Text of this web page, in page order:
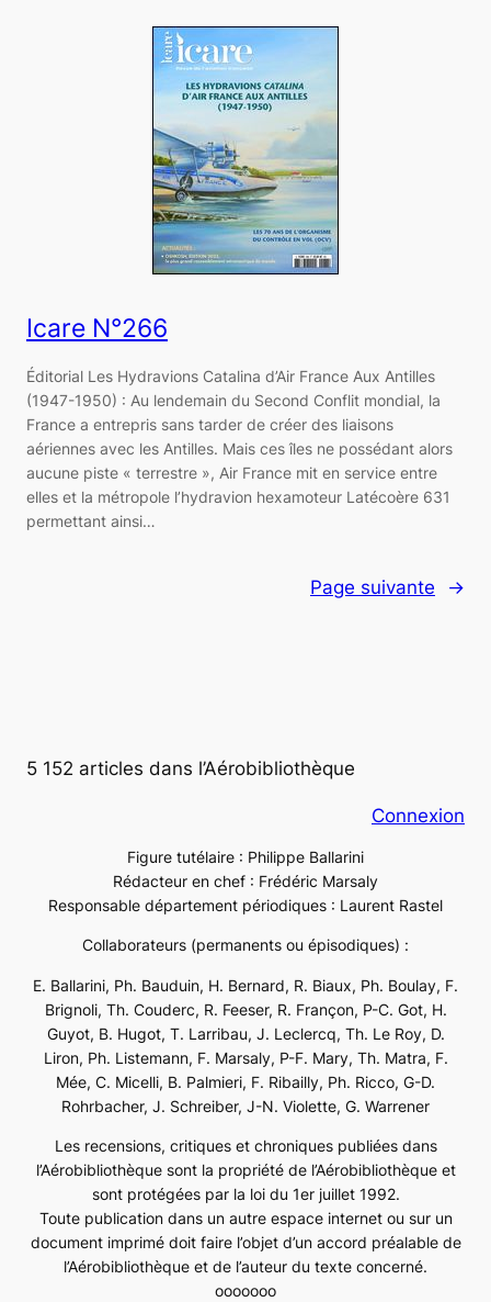
Icare N°266
Éditorial Les Hydravions Catalina d’Air France Aux Antilles
(1947-1950) : Au lendemain du Second Conflit mondial, la
France a entrepris sans tarder de créer des liaisons
aériennes avec les Antilles. Mais ces îles ne possédant alors
aucune piste « terrestre », Air France mit en service entre
elles et la métropole l’hydravion hexamoteur Latécoère 631
permettant ainsi…
Page suivante →
5 152 articles dans l’Aérobibliothèque
Connexion
Figure tutélaire : Philippe Ballarini
Rédacteur en chef : Frédéric Marsaly
Responsable département périodiques : Laurent Rastel
Collaborateurs (permanents ou épisodiques) :
E. Ballarini, Ph. Bauduin, H. Bernard, R. Biaux, Ph. Boulay, F.
Brignoli, Th. Couderc, R. Feeser, R. Françon, P-C. Got, H.
Guyot, B. Hugot, T. Larribau, J. Leclercq, Th. Le Roy, D.
Liron, Ph. Listemann, F. Marsaly, P-F. Mary, Th. Matra, F.
Mée, C. Micelli, B. Palmieri, F. Ribailly, Ph. Ricco, G-D.
Rohrbacher, J. Schreiber, J-N. Violette, G. Warrener
Les recensions, critiques et chroniques publiées dans
l’Aérobibliothèque sont la propriété de l’Aérobibliothèque et
sont protégées par la loi du 1er juillet 1992.
Toute publication dans un autre espace internet ou sur un
document imprimé doit faire l’objet d’un accord préalable de
l’Aérobibliothèque et de l’auteur du texte concerné.
ooooooo